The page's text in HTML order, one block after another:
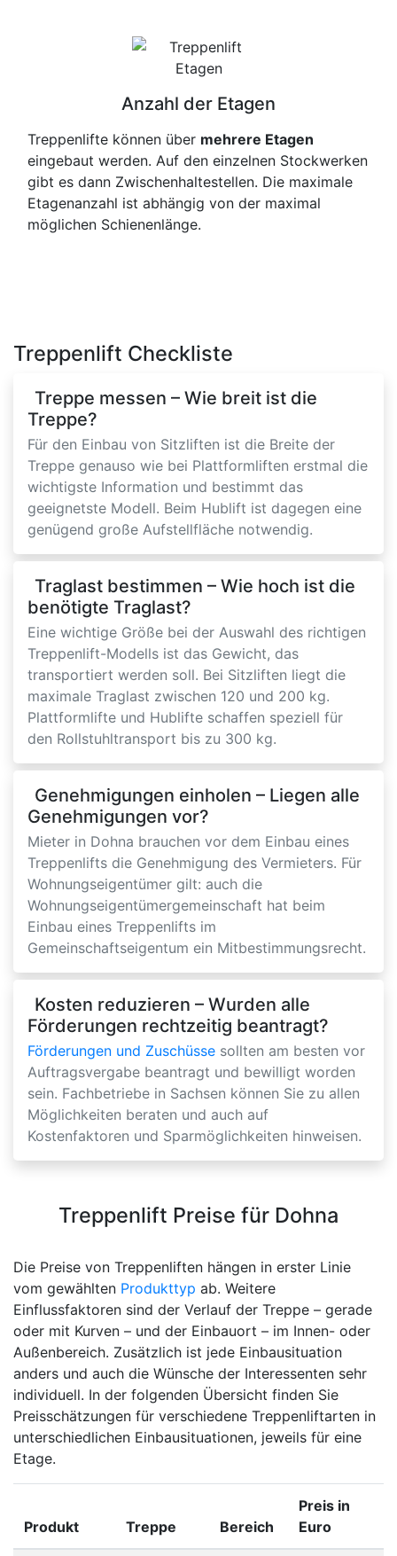
Anzahl der Etagen
Treppenlifte können über mehrere Etagen
eingebaut werden. Auf den einzelnen Stockwerken
gibt es dann Zwischenhaltestellen. Die maximale
Etagenanzahl ist abhängig von der maximal
möglichen Schienenlänge.
Treppenlift Checkliste
Treppe messen – Wie breit ist die
Treppe?
Für den Einbau von Sitzliften ist die Breite der
Treppe genauso wie bei Plattformliften erstmal die
wichtigste Information und bestimmt das
geeignetste Modell. Beim Hublift ist dagegen eine
genügend große Aufstellfläche notwendig.
Traglast bestimmen – Wie hoch ist die
benötigte Traglast?
Eine wichtige Größe bei der Auswahl des richtigen
Treppenlift-Modells ist das Gewicht, das
transportiert werden soll. Bei Sitzliften liegt die
maximale Traglast zwischen 120 und 200 kg.
Plattformlifte und Hublifte schaffen speziell für
den Rollstuhltransport bis zu 300 kg.
Genehmigungen einholen – Liegen alle
Genehmigungen vor?
Mieter in Dohna brauchen vor dem Einbau eines
Treppenlifts die Genehmigung des Vermieters. Für
Wohnungseigentümer gilt: auch die
Wohnungseigentümergemeinschaft hat beim
Einbau eines Treppenlifts im
Gemeinschaftseigentum ein Mitbestimmungsrecht.
Kosten reduzieren – Wurden alle
Förderungen rechtzeitig beantragt?
Förderungen und Zuschüsse sollten am besten vor
Auftragsvergabe beantragt und bewilligt worden
sein. Fachbetriebe in Sachsen können Sie zu allen
Möglichkeiten beraten und auch auf
Kostenfaktoren und Sparmöglichkeiten hinweisen.
Treppenlift Preise für Dohna
Die Preise von Treppenliften hängen in erster Linie
vom gewählten Produkttyp ab. Weitere
Einflussfaktoren sind der Verlauf der Treppe – gerade
oder mit Kurven – und der Einbauort – im Innen- oder
Außenbereich. Zusätzlich ist jede Einbausituation
anders und auch die Wünsche der Interessenten sehr
individuell. In der folgenden Übersicht finden Sie
Preisschätzungen für verschiedene Treppenliftarten in
unterschiedlichen Einbausituationen, jeweils für eine
Etage.
Produkt Treppe Bereich
Preis in
Euro